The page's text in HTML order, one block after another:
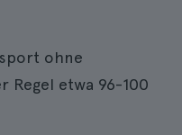
ohne
Regel etwa 96-100